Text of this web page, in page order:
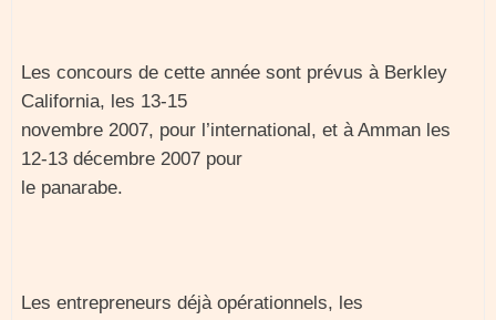
Les concours de cette année sont prévus à Berkley
California, les 13-15
novembre 2007, pour l’international, et à Amman les
12-13 décembre 2007 pour
le panarabe.
Les entrepreneurs déjà opérationnels, les